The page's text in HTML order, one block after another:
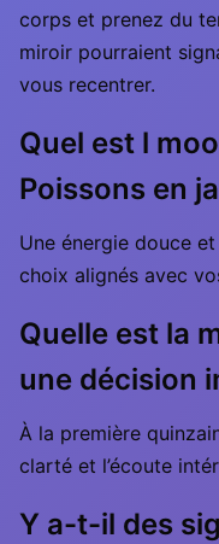
corps et prenez du
miroir pourraient
vous recentrer.
Quel est l
Poissons en
Une énergie douce
choix alignés avec
Quelle est la
une décision
À la première
clarté et l’écoute
Y a-t-il des